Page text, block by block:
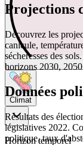
Climat
Horizon temporel
Projections
Découvrez les
canicule,
sécheresses des
horizons 2030,
Données
Résultats des
législatives 2022.
politique, taux